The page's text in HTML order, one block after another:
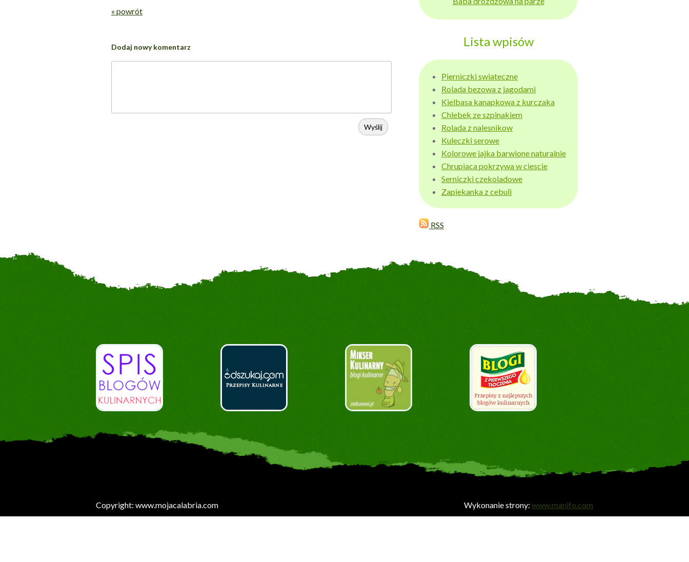
« powrót
Dodaj nowy komentarz
Wyślij
Lista wpisów
Pierniczki swiateczne
Rolada bezowa z jagodami
Kielbasa kanapkowa z kurczaka
Chlebek ze szpinakiem
Rolada z nalesnikow
Kuleczki serowe
Kolorowe jajka barwione naturalnie
Chrupiaca pokrzywa w ciescie
Serniczki czekoladowe
Zapiekanka z cebuli
RSS
Copyright: www.mojacalabria.com Wykonanie strony: www.manifo.com